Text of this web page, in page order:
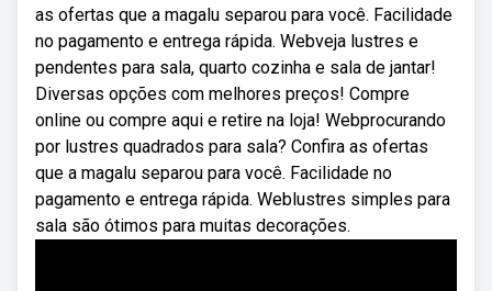
as ofertas que a magalu separou para você. Facilidade
no pagamento e entrega rápida. Webveja lustres e
pendentes para sala, quarto cozinha e sala de jantar!
Diversas opções com melhores preços! Compre
online ou compre aqui e retire na loja! Webprocurando
por lustres quadrados para sala? Confira as ofertas
que a magalu separou para você. Facilidade no
pagamento e entrega rápida. Weblustres simples para
sala são ótimos para muitas decorações.